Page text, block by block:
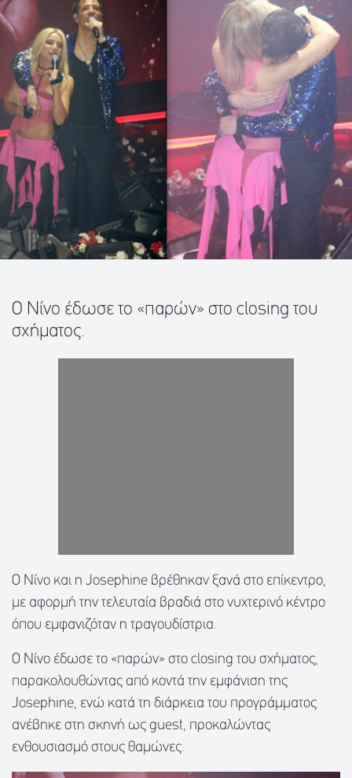
Ο Νίνο έδωσε το «παρών» στο closing του
σχήματος.
Ο Νίνο και η Josephine βρέθηκαν ξανά στο επίκεντρο,
με αφορμή την τελευταία βραδιά στο νυχτερινό κέντρο
όπου εμφανιζόταν η τραγουδίστρια.
Ο Νίνο έδωσε το «παρών» στο closing του σχήματος,
παρακολουθώντας από κοντά την εμφάνιση της
Josephine, ενώ κατά τη διάρκεια του προγράμματος
ανέβηκε στη σκηνή ως guest, προκαλώντας
ενθουσιασμό στους θαμώνες.